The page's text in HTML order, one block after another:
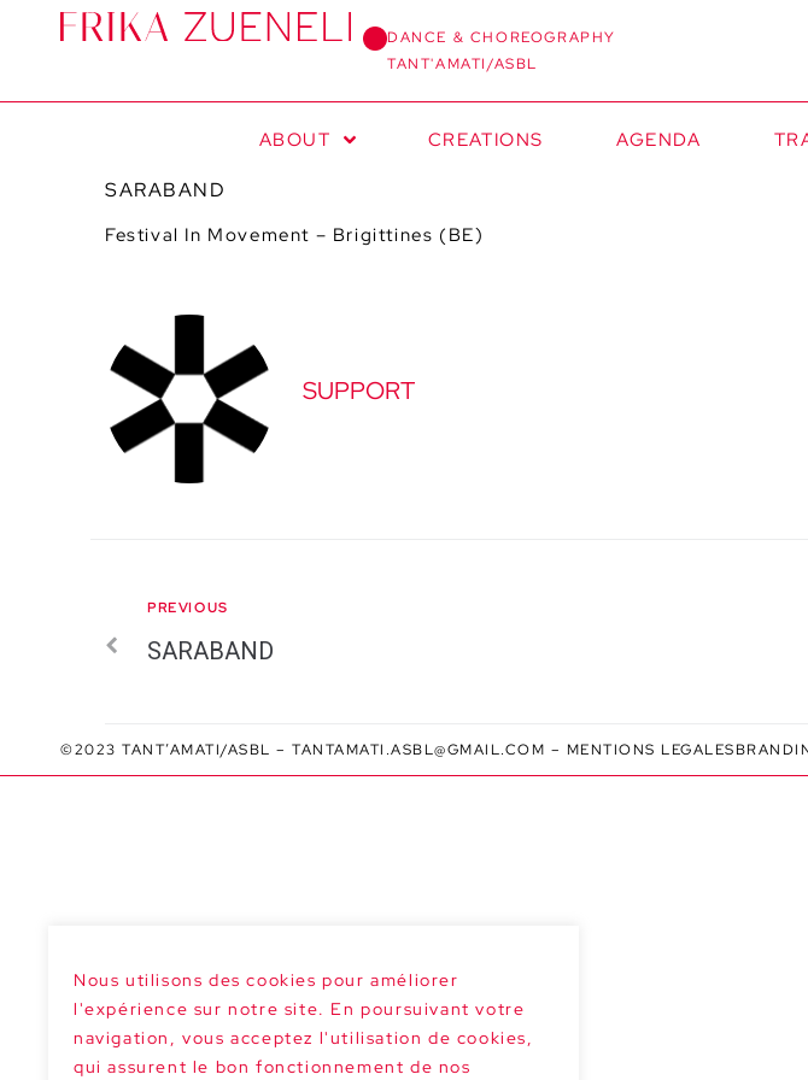
Nous utilisons des cookies pour améliorer
l'expérience sur notre site. En poursuivant votre
navigation, vous acceptez l'utilisation de cookies,
qui assurent le bon fonctionnement de nos
DANCE & CHOREOGRAPHY
TANT'AMATI/ASBL
ABOUT CREATIONS AGENDA
SARABAND
Festival In Movement – Brigittines (BE)
SUPPORT
PREVIOUS
SARABAND
©2023 TANT’AMATI/ASBL – TANTAMATI.ASBL@GMAIL.COM – MENTIONS LEGALES